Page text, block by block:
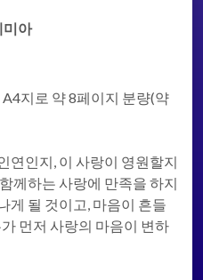
미아
지로 약 8페이지 분량(약
연인지, 이 사랑이 영원할지
께하는 사랑에 만족을 하지
게 될 것이고, 마음이 흔들
먼저 사랑의 마음이 변하